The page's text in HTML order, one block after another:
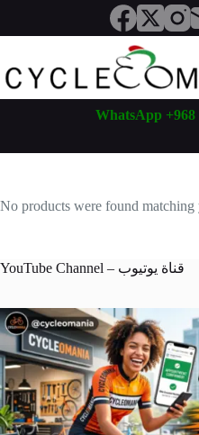
content
WhatsApp +968
No products were found matching
YouTube Channel – قناة يوتيوب